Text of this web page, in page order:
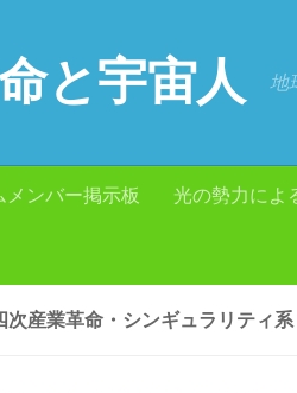
と宇宙人 地
メンバー掲示板 光の勢力に
次産業革命・シンギュラリティ